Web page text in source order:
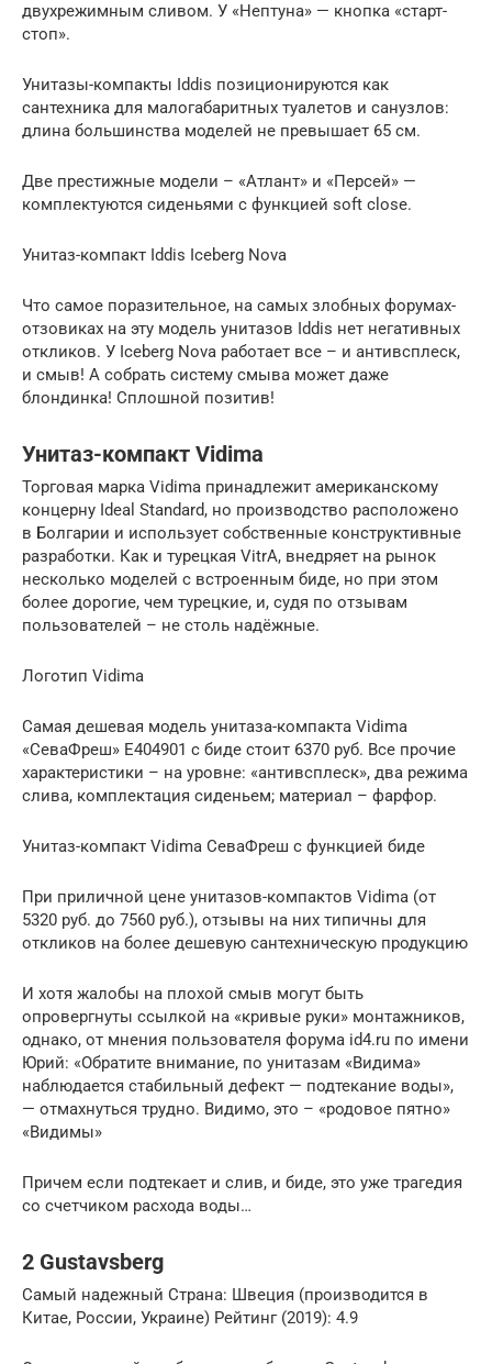
двухрежимным сливом. У «Нептуна» — кнопка «старт-
стоп».
Унитазы-компакты Iddis позиционируются как
сантехника для малогабаритных туалетов и санузлов:
длина большинства моделей не превышает 65 см.
Две престижные модели – «Атлант» и «Персей» —
комплектуются сиденьями с функцией soft close.
Унитаз-компакт Iddis Iceberg Nova
Что самое поразительное, на самых злобных форумах-
отзовиках на эту модель унитазов Iddis нет негативных
откликов. У Iceberg Nova работает все – и антивсплеск,
и смыв! А собрать систему смыва может даже
блондинка! Сплошной позитив!
Унитаз-компакт Vidima
Торговая марка Vidima принадлежит американскому
концерну Ideal Standard, но производство расположено
в Болгарии и использует собственные конструктивные
разработки. Как и турецкая VitrA, внедряет на рынок
несколько моделей с встроенным биде, но при этом
более дорогие, чем турецкие, и, судя по отзывам
пользователей – не столь надёжные.
Логотип Vidima
Самая дешевая модель унитаза-компакта Vidima
«СеваФреш» E404901 с биде стоит 6370 руб. Все прочие
характеристики – на уровне: «антивсплеск», два режима
слива, комплектация сиденьем; материал – фарфор.
Унитаз-компакт Vidima СеваФреш с функцией биде
При приличной цене унитазов-компактов Vidima (от
5320 руб. до 7560 руб.), отзывы на них типичны для
откликов на более дешевую сантехническую продукцию
И хотя жалобы на плохой смыв могут быть
опровергнуты ссылкой на «кривые руки» монтажников,
однако, от мнения пользователя форума id4.ru по имени
Юрий: «Обратите внимание, по унитазам «Видима»
наблюдается стабильный дефект — подтекание воды»,
— отмахнуться трудно. Видимо, это – «родовое пятно»
«Видимы»
Причем если подтекает и слив, и биде, это уже трагедия
со счетчиком расхода воды…
2 Gustavsberg
Самый надежный Страна: Швеция (производится в
Китае, России, Украине) Рейтинг (2019): 4.9